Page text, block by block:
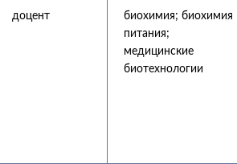
доцент
биохимия; биохимия
питания;
медицинские
биотехнологии